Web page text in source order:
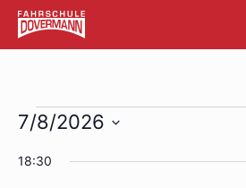
Veranstaltungen
für
7/8/2026
wählen.
18:30